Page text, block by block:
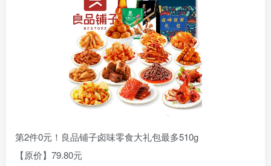
第2件0元！良品铺子卤味零食大礼包最多510g
【原价】79.80元